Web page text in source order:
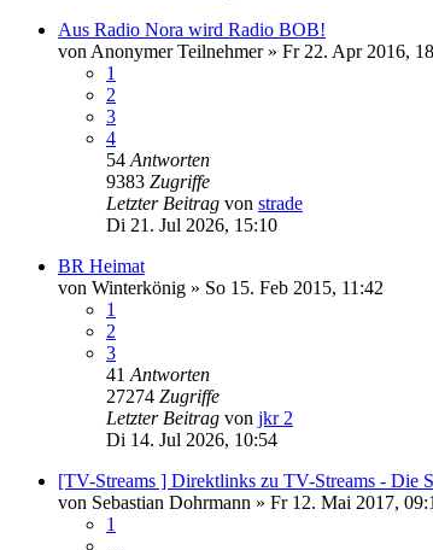
Aus Radio Nora wird Radio BOB!
von Anonymer Teilnehmer» Fr 22. Apr 2016,
1
2
3
4
54 Antworten
9383 Zugriffe
Letzter Beitrag von strade
Di 21. Jul 2026, 15:10
BR Heimat
von Winterkönig » So 15. Feb 2015, 11:42
1
2
3
41 Antworten
27274 Zugriffe
Letzter Beitrag von jkr 2
Di 14. Jul 2026, 10:54
[TV-Streams ] Direktlinks zu TV-Streams - Die
von Sebastian Dohrmann » Fr 12. Mai 2017,
1
…